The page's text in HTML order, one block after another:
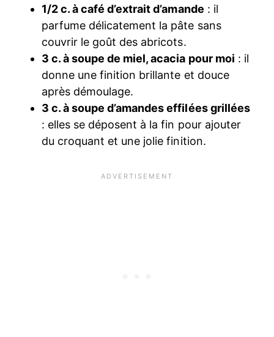
1/2 c. à café d’extrait d’amande : il
parfume délicatement la pâte sans
couvrir le goût des abricots.
3 c. à soupe de miel, acacia pour moi : il
donne une finition brillante et douce
après démoulage.
3 c. à soupe d’amandes effilées grillées
: elles se déposent à la fin pour ajouter
du croquant et une jolie finition.